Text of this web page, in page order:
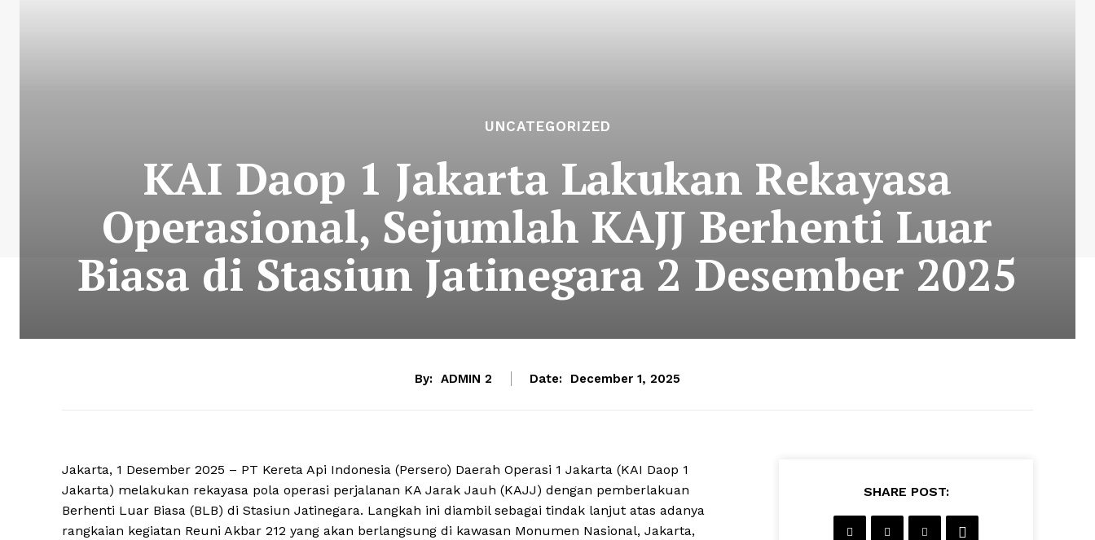
UNCATEGORIZED
KAI Daop 1 Jakarta Lakukan Rekayasa
Operasional, Sejumlah KAJJ Berhenti Luar
Biasa di Stasiun Jatinegara 2 Desember 2025
By: ADMIN 2 Date: December 1, 2025
Jakarta, 1 Desember 2025 – PT Kereta Api Indonesia (Persero) Daerah Operasi 1 Jakarta (KAI Daop 1
Jakarta) melakukan rekayasa pola operasi perjalanan KA Jarak Jauh (KAJJ) dengan pemberlakuan
Berhenti Luar Biasa (BLB) di Stasiun Jatinegara. Langkah ini diambil sebagai tindak lanjut atas adanya
rangkaian kegiatan Reuni Akbar 212 yang akan berlangsung di kawasan Monumen Nasional, Jakarta,
SHARE POST: